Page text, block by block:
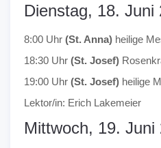
Dienstag, 18. Juni
8:00 Uhr (St. Anna) heilige
18:30 Uhr (St. Josef)
19:00 Uhr (St. Josef) heilige
Lektor/in: Erich Lakemeier
Mittwoch, 19. Juni